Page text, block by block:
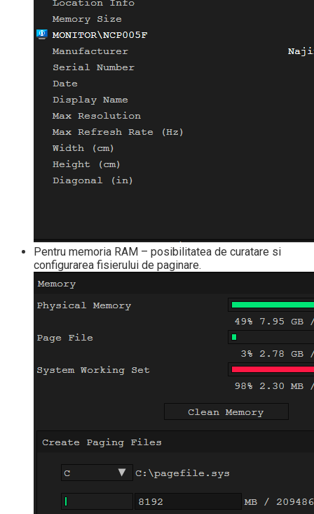
Pentru memoria RAM – posibilitatea de curatare si
configurarea fisierului de paginare.